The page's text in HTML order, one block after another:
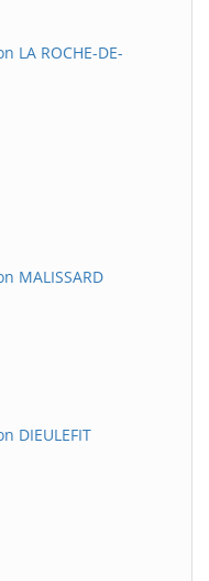
LA ROCHE-DE-
MALISSARD
DIEULEFIT